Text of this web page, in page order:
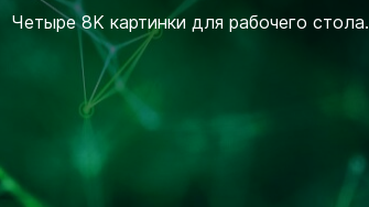
Четыре 8K картинки для рабочего стола.